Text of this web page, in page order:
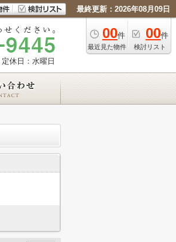
最終更新：2026年08月09日
00件
最近見た物件
00件
検討リスト
定休日：水曜日